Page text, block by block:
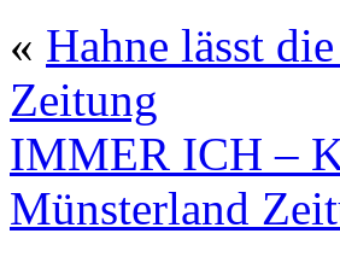
« Hahne lässt
Zeitung
IMMER ICH –
Münsterland